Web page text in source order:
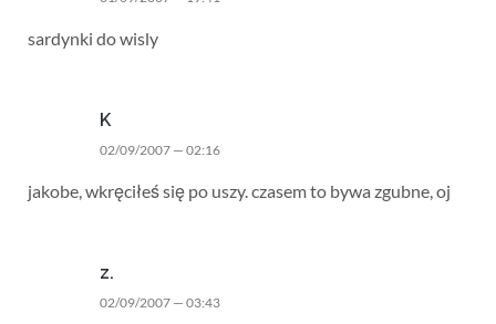
sardynki do wisly
K
02/09/2007 — 02:16
jakobe, wkręciłeś się po uszy. czasem to bywa zgubne, oj
z.
02/09/2007 — 03:43